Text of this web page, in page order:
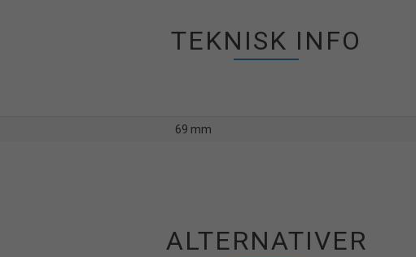
TEKNISK INFO
69 mm
ALTERNATIVER